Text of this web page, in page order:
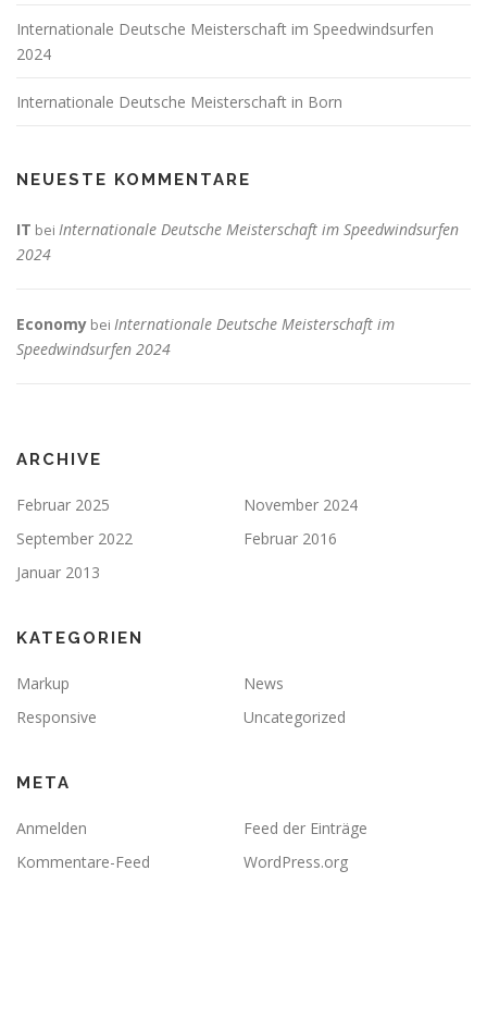
Internationale Deutsche Meisterschaft im Speedwindsurfen
2024
Internationale Deutsche Meisterschaft in Born
NEUESTE KOMMENTARE
IT bei Internationale Deutsche Meisterschaft im Speedwindsurfen
2024
Economy bei Internationale Deutsche Meisterschaft im
Speedwindsurfen 2024
ARCHIVE
Februar 2025
November 2024
September 2022
Februar 2016
Januar 2013
KATEGORIEN
Markup
News
Responsive
Uncategorized
META
Anmelden
Feed der Einträge
Kommentare-Feed
WordPress.org